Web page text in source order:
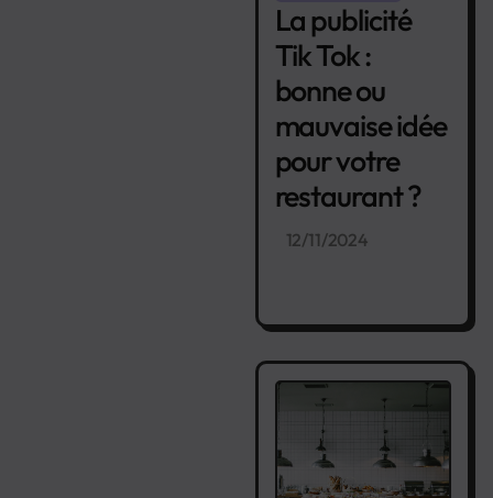
La publicité
Tik Tok :
bonne ou
mauvaise idée
pour votre
restaurant ?
12/11/2024